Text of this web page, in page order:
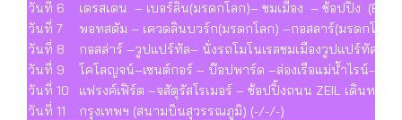
วันที่ 6
เดรสเดน – เบอร์ลิน(มรดกโลก)– ชมเมือง – ช้อปปิ้ง (B/L/
วันที่ 7
พอทสดัม – เควดลินบวร์ก(มรดกโลก) –กอสลาร์(มรดกโลก
วันที่ 8
กอสล่าร์ –วูปแปร์ทัล– นั่งรถโมโนเรลชมเมืองวูปแปร์ทัล –
วันที่ 9
โคโลญจน์–เซนต์กอร์ – บ๊อปพาร์ด –ล่องเรือแม่น้ำไรน์– เ
วันที่ 10
แฟรงค์เฟิร์ต –จสัตุรัสโรเมอร์ – ช้อปปิ้งถนน ZEIL เดินทาง
วันที่ 11
กรุงเทพฯ (สนามบินสุวรรณภูมิ) (-/-/-)